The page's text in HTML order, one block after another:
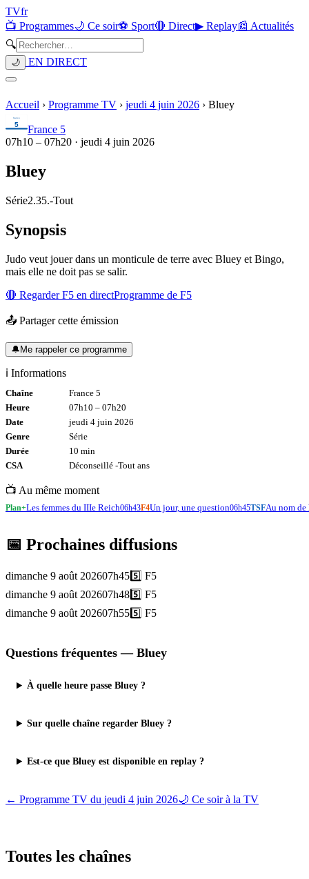
TVfr
📺 Programmes🌙 Ce soir⚽ Sport🔴 Direct▶ Replay📰 Actualités
🔍
🌙 EN DIRECT
Accueil › Programme TV › jeudi 4 juin 2026 › Bluey
France 5
07h10 – 07h20 · jeudi 4 juin 2026
Bluey
Série2.35.-Tout
Synopsis
Judo veut jouer dans un monticule de terre avec Bluey et Bingo,
mais elle ne doit pas se salir.
🔴 RegarderF5 en directProgramme de F5
📤 Partager cette émission
🔔Me rappeler ce programme
ℹ️ Informations
Chaîne
France 5
Heure
07h10 – 07h20
Date
jeudi 4 juin 2026
Genre
Série
Durée
10 min
CSA
Déconseillé -Tout ans
📺 Au même moment
Plan+Les femmes du IIIe Reich06h43F4Un jour, une question06h45TSFAu nom de
📅 Prochaines diffusions
dimanche 9 août 202607h455️⃣ F5
dimanche 9 août 202607h485️⃣ F5
dimanche 9 août 202607h555️⃣ F5
Questions fréquentes — Bluey
À quelle heure passe Bluey ?
Sur quelle chaîne regarder Bluey ?
Est-ce que Bluey est disponible en replay ?
← Programme TV du jeudi 4 juin 2026🌙 Ce soir à la TV
Toutes les chaînes